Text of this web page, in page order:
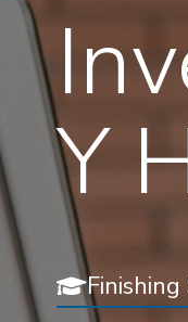
Y